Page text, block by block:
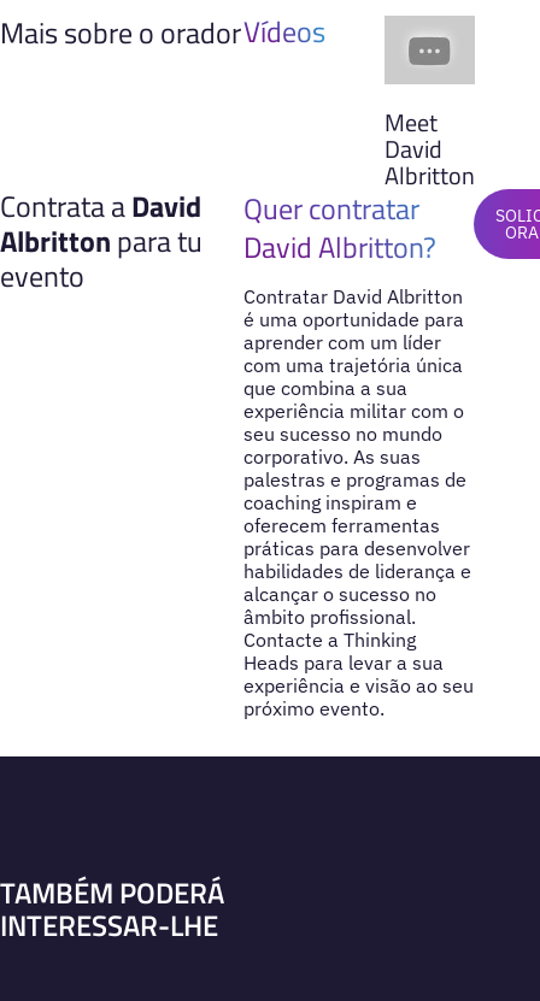
Mais sobre o oradorVídeos
Meet
David
Albritton
Contrata aDavid
Albrittonpara tu
evento
Quer contratar
David Albritton?
Contratar David Albritton
é uma oportunidade para
aprender com um líder
com uma trajetória única
que combina a sua
experiência militar com o
seu sucesso no mundo
corporativo. As suas
palestras e programas de
coaching inspiram e
oferecem ferramentas
práticas para desenvolver
habilidades de liderança e
alcançar o sucesso no
âmbito profissional.
Contacte a Thinking
Heads para levar a sua
experiência e visão ao seu
próximo evento.
TAMBÉM PODERÁ
INTERESSAR-LHE